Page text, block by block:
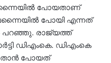
പോയതാണ്
പോയി എന്നത്
പറഞ്ഞു. രാജ്യത്ത്
ഡിഎംകെ. ഡിഎംകെ
പോയത്